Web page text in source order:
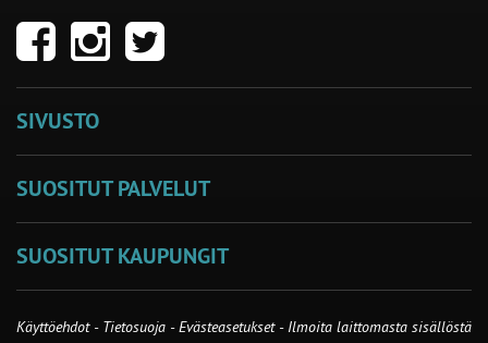
SIVUSTO
SUOSITUT PALVELUT
SUOSITUT KAUPUNGIT
Käyttöehdot - Tietosuoja -Evästeasetukset- Ilmoita laittomasta sisällöstä